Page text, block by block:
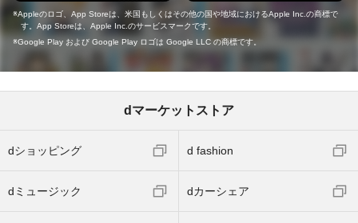
Appleのロゴ、App Storeは、米国もしくはその他の国や地域におけるApple Inc.の商標で
す。App Storeは、Apple Inc.のサービスマークです。
Google Play および Google Play ロゴは Google LLC の商標です。
dマーケットストア
dショッピング d fashion
dミュージック dカーシェア